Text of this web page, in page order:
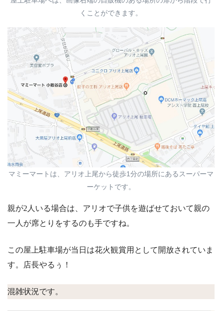
くことができます。
マミーマートは、アリオ上尾から徒歩1分の場所にあるスーパーマ
ーケットです。
親が2人いる場合は、アリオで子供を遊ばせておいて親の
一人が席とりをするのも手ですね。
この屋上駐車場が当日は花火観賞用として開放されていま
す。店長やるぅ！
混雑状況です。